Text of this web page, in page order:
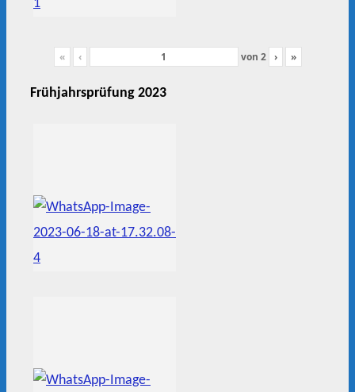
« ‹ von 2 › »
Frühjahrsprüfung 2023